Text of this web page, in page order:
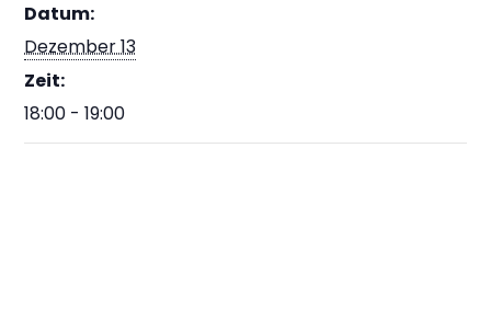
Datum:
Dezember 13
Zeit:
18:00 - 19:00